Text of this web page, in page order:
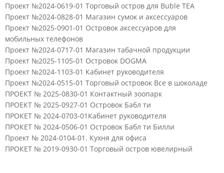
Проект №2024-0619-01 Торговый остров для Buble TEA
Проект №2024-0828-01 Магазин сумок и аксессуаров
Проект №2025-0901-01 Островок аксессуаров для
мобильных телефонов
Проект №2024-0717-01 Магазин табачной продукции
Проект №2025-1105-01 Островок DOGMA
Проект №2024-1103-01 Кабинет руководителя
Проект №2024-0515-01 Торговый островок Все в шоколаде
ПРОЕКТ № 2025-0830-01 Контактный зоопарк
ПРОЕКТ № 2025-0927-01 Островок Бабл ти
ПРОКЕТ № 2024-0703-01Кабинет руководителя
ПРОКЕТ № 2024-0506-01 Островок Бабл ти Билли
Проект № 2024-0104-01. Кухня для офиса
ПРОКЕТ № 2019-0930-01 Торговый остров ювелирный